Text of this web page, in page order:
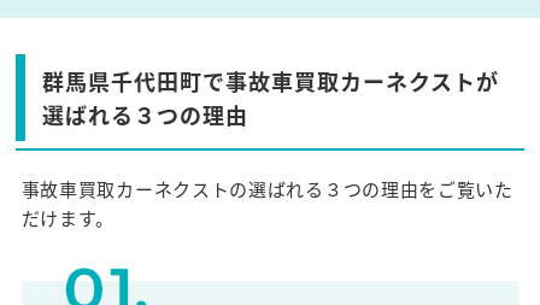
群馬県千代田町で事故車買取カーネクストが
選ばれる３つの理由
事故車買取カーネクストの選ばれる３つの理由をご覧いた
だけます。